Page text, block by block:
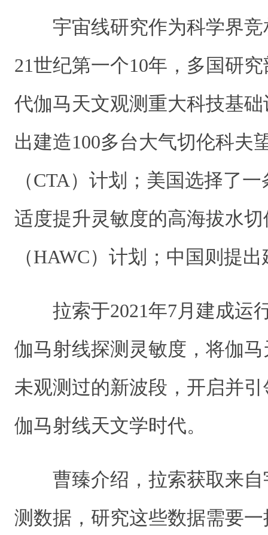
宇宙线研究作为科学界
21世纪第一个10年，多国研
代伽马天文观测重大科技基
出建造100多台大气切伦科夫
（CTA）计划；美国选择了
适度提升灵敏度的高海拔水
（HAWC）计划；中国则提
拉索于2021年7月建成运
伽马射线探测灵敏度，将伽
未观测过的新波段，开启并
伽马射线天文学时代。
曹臻介绍，拉索获取来
测数据，研究这些数据需要